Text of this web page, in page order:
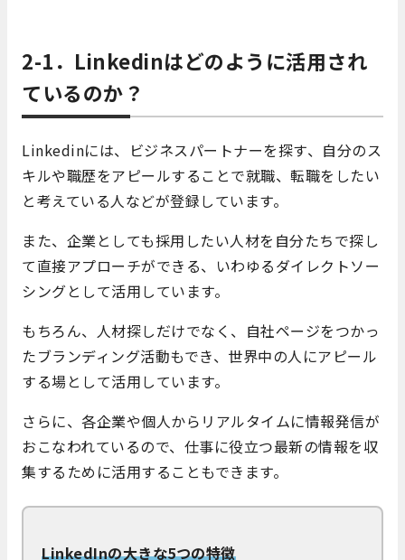
2-1．Linkedinはどのように活用され
ているのか？
Linkedinには、ビジネスパートナーを探す、自分のス
キルや職歴をアピールすることで就職、転職をしたい
と考えている人などが登録しています。
また、企業としても採用したい人材を自分たちで探し
て直接アプローチができる、いわゆるダイレクトソー
シングとして活用しています。
もちろん、人材探しだけでなく、自社ページをつかっ
たブランディング活動もでき、世界中の人にアピール
する場として活用しています。
さらに、各企業や個人からリアルタイムに情報発信が
おこなわれているので、仕事に役立つ最新の情報を収
集するために活用することもできます。
LinkedInの大きな5つの特徴